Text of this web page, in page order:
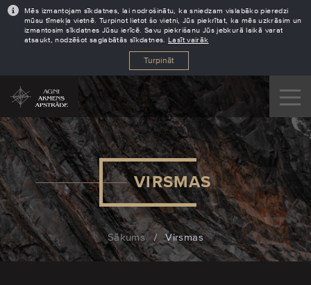
Mēs izmantojam sīkdatnes, lai nodrošinātu, ka sniedzam vislabāko pieredzi
mūsu tīmekļa vietnē. Turpinot lietot šo vietni, Jūs piekrītat, ka mēs uzkrāsim un
izmantosim sīkdatnes Jūsu ierīcē. Savu piekrišanu Jūs jebkurā laikā varat
atsaukt, nodzēšot saglabātās sīkdatnes. Lasīt vairāk
Turpināt
VIRSMAS
Sākums / Virsmas